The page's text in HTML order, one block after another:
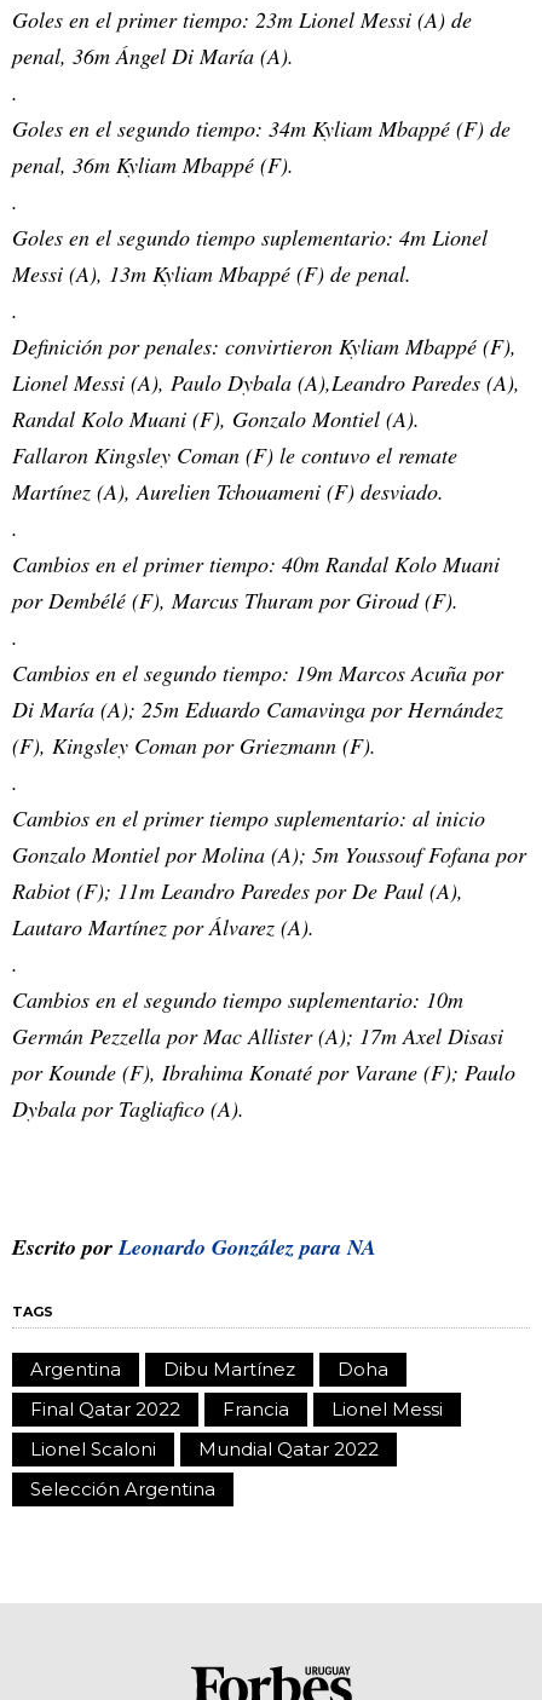
Goles en el primer tiempo: 23m Lionel Messi (A) de
penal, 36m Ángel Di María (A).
.
Goles en el segundo tiempo: 34m Kyliam Mbappé (F) de
penal, 36m Kyliam Mbappé (F).
.
Goles en el segundo tiempo suplementario: 4m Lionel
Messi (A), 13m Kyliam Mbappé (F) de penal.
.
Definición por penales: convirtieron Kyliam Mbappé (F),
Lionel Messi (A), Paulo Dybala (A),Leandro Paredes (A),
Randal Kolo Muani (F), Gonzalo Montiel (A).
Fallaron Kingsley Coman (F) le contuvo el remate
Martínez (A), Aurelien Tchouameni (F) desviado.
.
Cambios en el primer tiempo: 40m Randal Kolo Muani
por Dembélé (F), Marcus Thuram por Giroud (F).
.
Cambios en el segundo tiempo: 19m Marcos Acuña por
Di María (A); 25m Eduardo Camavinga por Hernández
(F), Kingsley Coman por Griezmann (F).
.
Cambios en el primer tiempo suplementario: al inicio
Gonzalo Montiel por Molina (A); 5m Youssouf Fofana por
Rabiot (F); 11m Leandro Paredes por De Paul (A),
Lautaro Martínez por Álvarez (A).
.
Cambios en el segundo tiempo suplementario: 10m
Germán Pezzella por Mac Allister (A); 17m Axel Disasi
por Kounde (F), Ibrahima Konaté por Varane (F); Paulo
Dybala por Tagliafico (A).
Escrito porLeonardo González para NA
TAGS
Argentina Dibu Martínez
Doha
Final Qatar 2022
Francia
Lionel Messi
Lionel Scaloni
Mundial Qatar 2022
Selección Argentina